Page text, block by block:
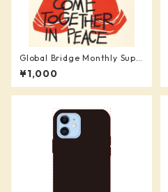
Global Bridge Monthly Supp
orter (¥1,000)
¥1,000